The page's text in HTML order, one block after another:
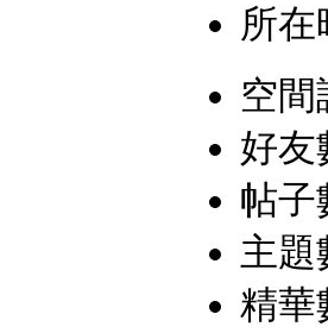
所
空間
好友
帖子
主題
精華